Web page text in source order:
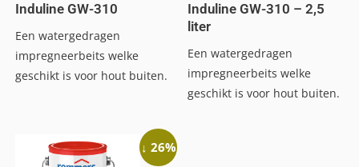
Induline GW-310
Een watergedragen
impregneerbeits welke
geschikt is voor hout buiten.
Induline GW-310 – 2,5
liter
Een watergedragen
impregneerbeits welke
geschikt is voor hout buiten.
↓ 26%